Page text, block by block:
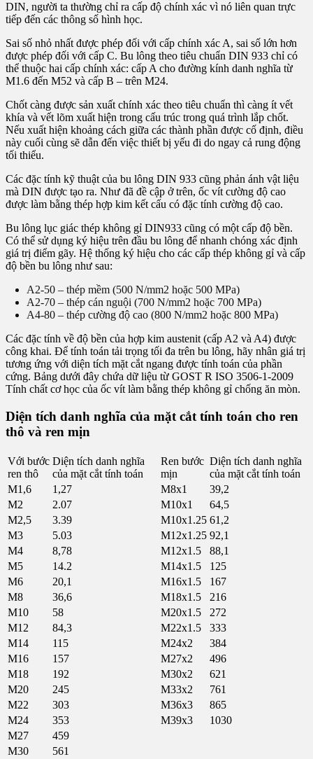
DIN, người ta thường chỉ ra cấp độ chính xác vì nó liên quan trực
tiếp đến các thông số hình học.
Sai số nhỏ nhất được phép đối với cấp chính xác A, sai số lớn hơn
được phép đối với cấp C. Bu lông theo tiêu chuẩn DIN 933 chỉ có
thể thuộc hai cấp chính xác: cấp A cho đường kính danh nghĩa từ
M1.6 đến M52 và cấp B – trên M24.
Chốt càng được sản xuất chính xác theo tiêu chuẩn thì càng ít vết
khía và vết lõm xuất hiện trong cấu trúc trong quá trình lắp chốt.
Nếu xuất hiện khoảng cách giữa các thành phần được cố định, điều
này cuối cùng sẽ dẫn đến việc thiết bị yếu đi do ngay cả rung động
tối thiểu.
Các đặc tính kỹ thuật của bu lông DIN 933 cũng phản ánh vật liệu
mà DIN được tạo ra. Như đã đề cập ở trên, ốc vít cường độ cao
được làm bằng thép hợp kim kết cấu có đặc tính cường độ cao.
Bu lông lục giác thép không gỉ DIN933 cũng có một cấp độ bền.
Có thể sử dụng ký hiệu trên đầu bu lông để nhanh chóng xác định
giá trị điểm gãy. Hệ thống ký hiệu cho các cấp thép không gỉ và cấp
độ bền bu lông như sau:
A2-50 – thép mềm (500 N/mm2 hoặc 500 MPa)
A2-70 – thép cán nguội (700 N/mm2 hoặc 700 MPa)
A4-80 – thép cường độ cao (800 N/mm2 hoặc 800 MPa)
Các đặc tính về độ bền của hợp kim austenit (cấp A2 và A4) được
công khai. Để tính toán tải trọng tối đa trên bu lông, hãy nhân giá trị
tương ứng với diện tích mặt cắt ngang được tính toán của phần
cứng. Bảng dưới đây chứa dữ liệu từ GOST R ISO 3506-1-2009
Tính chất cơ học của ốc vít làm bằng thép không gỉ chống ăn mòn.
Diện tích danh nghĩa của mặt cắt tính toán cho ren
thô và ren mịn
Với bước
ren thô
Diện tích danh nghĩa
của mặt cắt tính toán
Ren bước
mịn
Diện tích danh nghĩa
của mặt cắt tính toán
M1,6
1,27 M8x1
39,2
M2
2.07 M10x1
64,5
M2,5
3.39 M10x1.25 61,2
M3
5.03 M12x1.25 92,1
M4
8,78 M12x1.5
88,1
M5
14.2 M14x1.5
125
M6
20,1 M16x1.5
167
M8
36,6 M18x1.5
216
M10
58 M20x1.5
272
M12
84,3 M22x1.5
333
M14
115 M24x2
384
M16
157 M27x2
496
M18
192 M30x2
621
M20
245 M33x2
761
M22
303 M36x3
865
M24
353 M39x3
1030
M27
459
M30
561